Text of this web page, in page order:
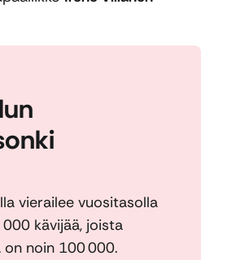
vierailee vuositasolla
kävijää, joista
on noin 100 000.